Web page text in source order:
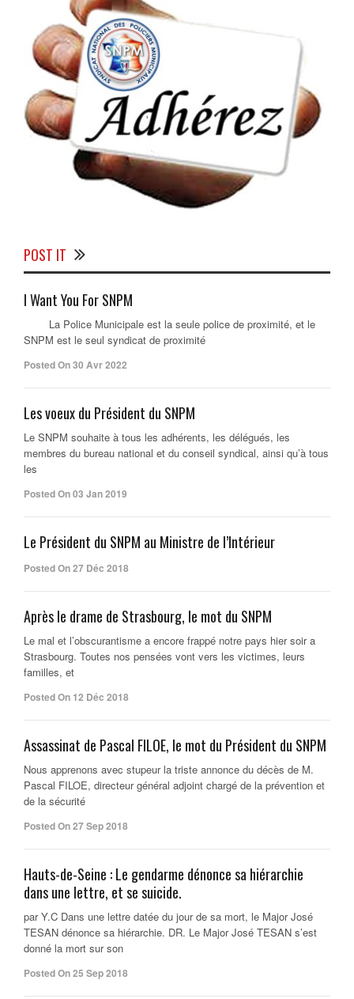
POST IT
I Want You For SNPM
La Police Municipale est la seule police de proximité, et le
SNPM est le seul syndicat de proximité
Posted On 30 Avr 2022
Les voeux du Président du SNPM
Le SNPM souhaite à tous les adhérents, les délégués, les
membres du bureau national et du conseil syndical, ainsi qu’à tous
les
Posted On 03 Jan 2019
Le Président du SNPM au Ministre de l’Intérieur
Posted On 27 Déc 2018
Après le drame de Strasbourg, le mot du SNPM
Le mal et l’obscurantisme a encore frappé notre pays hier soir a
Strasbourg. Toutes nos pensées vont vers les victimes, leurs
familles, et
Posted On 12 Déc 2018
Assassinat de Pascal FILOE, le mot du Président du SNPM
Nous apprenons avec stupeur la triste annonce du décès de M.
Pascal FILOE, directeur général adjoint chargé de la prévention et
de la sécurité
Posted On 27 Sep 2018
Hauts-de-Seine : Le gendarme dénonce sa hiérarchie
dans une lettre, et se suicide.
par Y.C Dans une lettre datée du jour de sa mort, le Major José
TESAN dénonce sa hiérarchie. DR. Le Major José TESAN s’est
donné la mort sur son
Posted On 25 Sep 2018